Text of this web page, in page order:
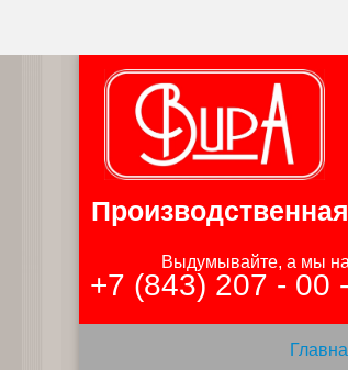
+7 (843) 207 - 00